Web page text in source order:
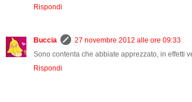
Rispondi
Buccia
27 novembre 2012 alle ore 09:33
Sono contenta che abbiate apprezzato, in effetti
Rispondi